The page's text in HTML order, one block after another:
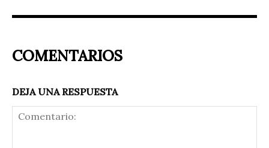
COMENTARIOS
DEJA UNA RESPUESTA